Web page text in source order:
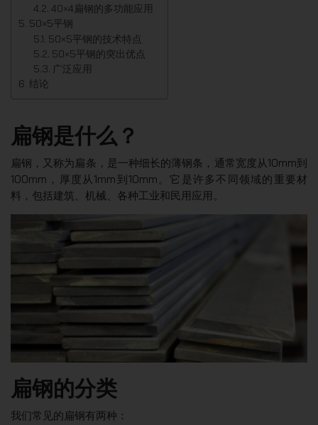
40×4扁钢的多功能应用
50×5平钢
50×5平钢的技术特点
50×5平钢的突出优点
广泛应用
结论
扁钢是什么？
扁钢，又称为扁条，是一种细长的薄钢条，通常宽度从10mm到
100mm，厚度从1mm到10mm。它是许多不同领域的重要材
料，包括建筑、机械、各种工业和民用应用。
扁钢的分类
我们常见的扁钢有两种：